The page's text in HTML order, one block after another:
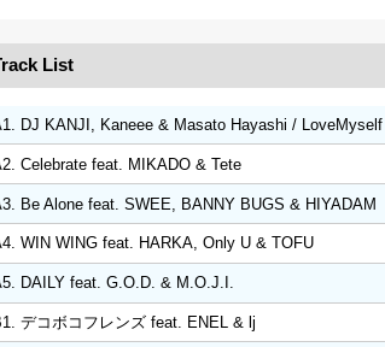
List
DJ KANJI, Kaneee & Masato Hayashi / LoveMyself
Celebrate feat. MIKADO & Tete
Be Alone feat. SWEE, BANNY BUGS & HIYADAM
WIN WING feat. HARKA, Only U & TOFU
DAILY feat. G.O.D. & M.O.J.I.
デコボコフレンズ feat. ENEL & lj